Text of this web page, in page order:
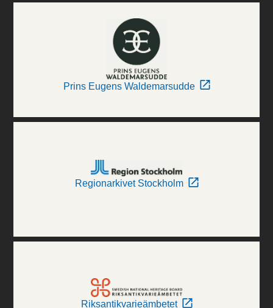
Prins Eugens Waldemarsudde
Regionarkivet Stockholm
Riksantikvarieämbetet